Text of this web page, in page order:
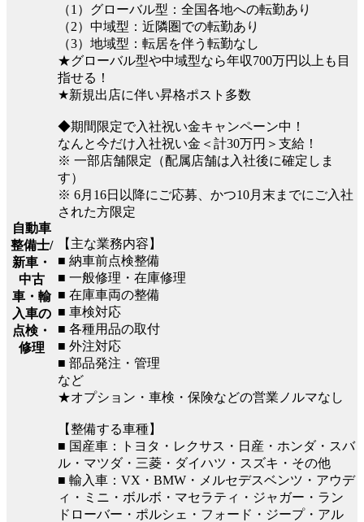
自動車
整備士/
新車・
中古
車・輸
入車の
点検・
修理
（1）グローバル型：全国各地への転勤あり
（2）中域型：近隣圏での転勤あり
（3）地域型：転居を伴う転勤なし
★グローバル型や中域型なら年収700万円以上も目
指せる！
★新規出店に伴い昇格ポスト多数
◆期間限定で入社祝い金キャンペーン中！
なんと今だけ入社祝い金＜計30万円＞支給！
※ 一部店舗限定（配属店舗は入社後に確定しま
す）
※ 6月16日以降にご応募、かつ10月末までにご入社
された方限定
【主な業務内容】
■ 納車前点検整備
■ 一般修理・在庫修理
■ 在庫車両の整備
■ 車検対応
■ 各種用品の取付
■ 外注対応
■ 部品発注・管理
など
★オプション・車検・保険などの営業ノルマなし
【整備する車種】
■ 国産車：トヨタ・レクサス・日産・ホンダ・スバ
ル・マツダ・三菱・ダイハツ・スズキ・その他
■ 輸入車：VX・BMW・メルセデスベンツ・アウデ
ィ・ミニ・ボルボ・マセラティ・ジャガー・ラン
ドローバー・ポルシェ・フォード・ジープ・アル